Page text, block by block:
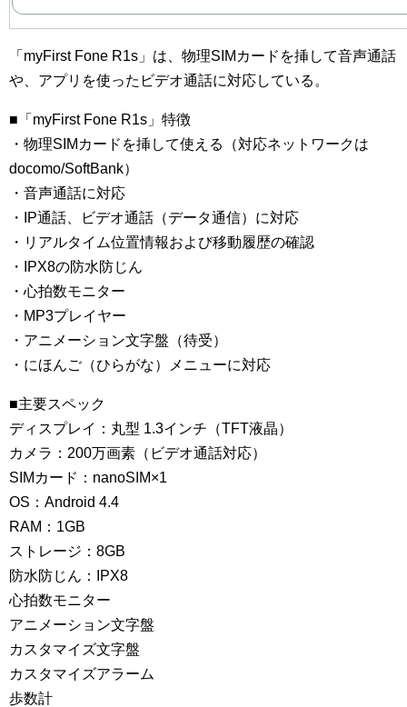
「myFirst Fone R1s」は、物理SIMカードを挿して音声通話
や、アプリを使ったビデオ通話に対応している。
■「myFirst Fone R1s」特徴
・物理SIMカードを挿して使える（対応ネットワークは
docomo/SoftBank）
・音声通話に対応
・IP通話、ビデオ通話（データ通信）に対応
・リアルタイム位置情報および移動履歴の確認
・IPX8の防水防じん
・心拍数モニター
・MP3プレイヤー
・アニメーション文字盤（待受）
・にほんご（ひらがな）メニューに対応
■主要スペック
ディスプレイ：丸型 1.3インチ（TFT液晶）
カメラ：200万画素（ビデオ通話対応）
SIMカード：nanoSIM×1
OS：Android 4.4
RAM：1GB
ストレージ：8GB
防水防じん：IPX8
心拍数モニター
アニメーション文字盤
カスタマイズ文字盤
カスタマイズアラーム
歩数計